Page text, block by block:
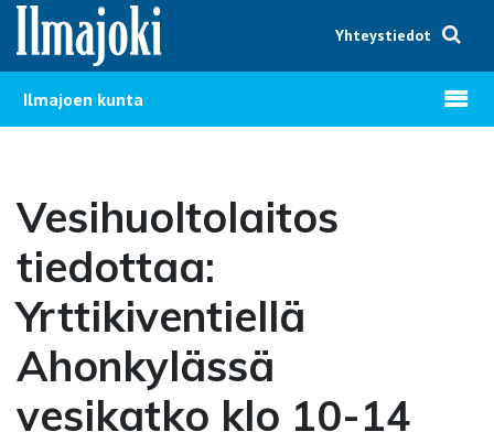
Hyppää sisältöön
Yhteystiedot
Ilmajoen kunta Avaa
Vesihuoltolaitos
tiedottaa:
Yrttikiventiellä
Ahonkylässä
vesikatko klo 10-14